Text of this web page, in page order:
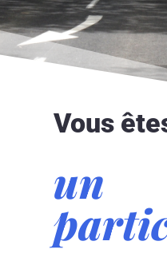
Vous
un